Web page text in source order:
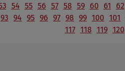
54 55 56 57 58 59 60 61 62
93 94 95 96 97 98 99 100 101
117 118 119 120